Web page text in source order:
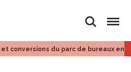
Search Menu
conversions du parc de bureaux en